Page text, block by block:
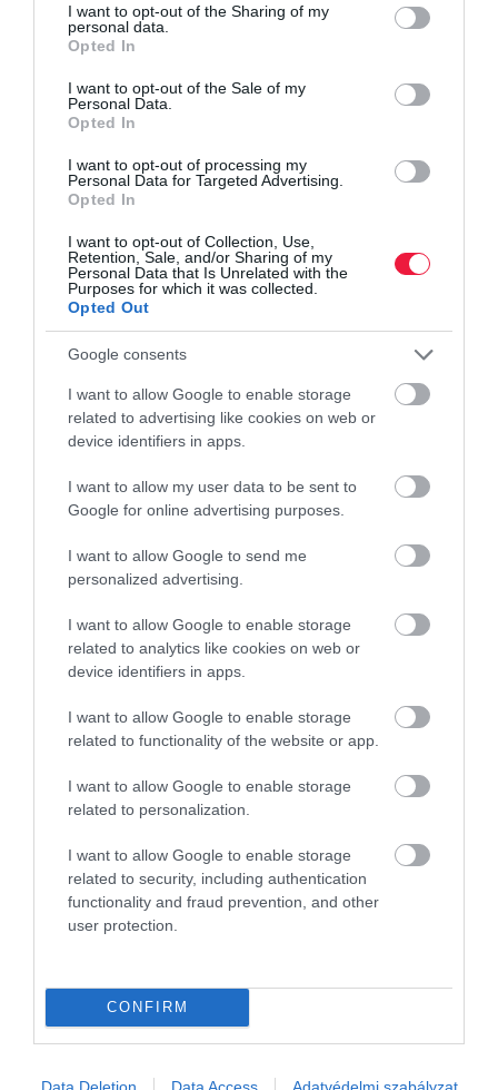
not limited to your visit or usage behaviour. You may click to
grant or deny consent to Google and its third-party tags to
use your data for below specified purposes in below Google
consent section.
I want to opt-out of the Sharing of my
personal data.
Opted In
I want to opt-out of the Sale of my
Personal Data.
Opted In
I want to opt-out of processing my
Personal Data for Targeted Advertising.
Opted In
I want to opt-out of Collection, Use,
Retention, Sale, and/or Sharing of my
Personal Data that Is Unrelated with the
Purposes for which it was collected.
Opted Out
Google consents
I want to allow Google to enable storage
related to advertising like cookies on web or
device identifiers in apps.
I want to allow my user data to be sent to
Google for online advertising purposes.
I want to allow Google to send me
personalized advertising.
I want to allow Google to enable storage
related to analytics like cookies on web or
device identifiers in apps.
I want to allow Google to enable storage
related to functionality of the website or app.
I want to allow Google to enable storage
related to personalization.
I want to allow Google to enable storage
related to security, including authentication
functionality and fraud prevention, and other
user protection.
CONFIRM
Data Deletion Data Access Adatvédelmi szabályzat
Luxuslakosztály minden terepre: itt a Torsus
A cseh Torsus eddig főként katonai, ipari és katasztrófavédelmi
lépett: a lakóautók világába. A Dämmler céggel közösen
megalkották a…
Elektromos változatban érkezik a klasszikus Ford
Bronco
A Ford bemutatta a legendás Bronco SUV vadonatúj, teljesen
elektromos (EV) és hatótávnövelt (EREV) változatát, amelyeket